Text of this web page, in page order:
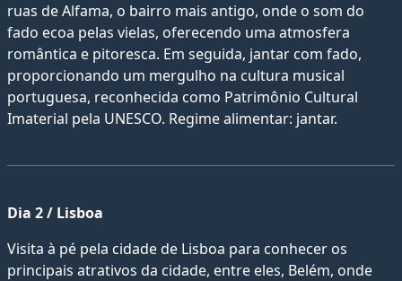
ruas de Alfama, o bairro mais antigo, onde o som do
fado ecoa pelas vielas, oferecendo uma atmosfera
romântica e pitoresca. Em seguida, jantar com fado,
proporcionando um mergulho na cultura musical
portuguesa, reconhecida como Patrimônio Cultural
Imaterial pela UNESCO. Regime alimentar: jantar.
Dia 2 / Lisboa
Visita à pé pela cidade de Lisboa para conhecer os
principais atrativos da cidade, entre eles, Belém, onde